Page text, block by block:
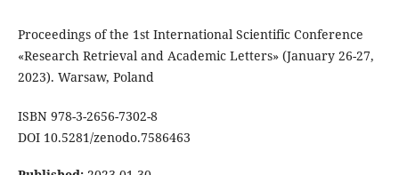
Proceedings of the 1st International Scientific Conference
«Research Retrieval and Academic Letters» (January 26-27,
2023). Warsaw, Poland
ISBN 978-3-2656-7302-8
DOI 10.5281/zenodo.7586463